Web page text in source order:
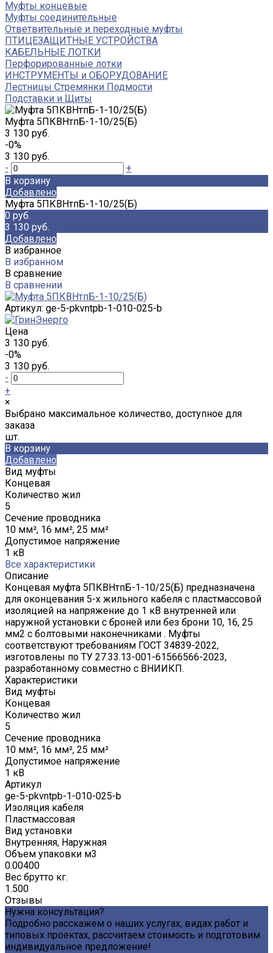
Муфты концевые
Муфты соединительные
Ответвительные и переходные муфты
ПТИЦЕЗАЩИТНЫЕ УСТРОЙСТВА
КАБЕЛЬНЫЕ ЛОТКИ
Перфорированные лотки
ИНСТРУМЕНТЫ и ОБОРУДОВАНИЕ
Лестницы Стремянки Подмости
Подставки и Щиты
Муфта 5ПКВНтпБ-1-10/25(Б)
3 130 руб.
-0%
3 130 руб.
-
+
В корзину
Добавлено
Муфта 5ПКВНтпБ-1-10/25(Б)
0 руб.
3 130 руб.
Добавлено
В избранное
В избранном
В сравнение
В сравнении
Артикул: ge-5-pkvntpb-1-010-025-b
Цена
3 130 руб.
-0%
3 130 руб.
-
+
×
Выбрано максимальное количество, доступное для
заказа
шт.
В корзину
Добавлено
Вид муфты
Концевая
Количество жил
5
Сечение проводника
10 мм², 16 мм², 25 мм²
Допустимое напряжение
1 кВ
Все характеристики
Описание
Концевая муфта 5ПКВНтпБ-1-10/25(Б) предназначена
для оконцевания 5-х жильного кабеля с пластмассовой
изоляцией на напряжение до 1 кВ внутренней или
наружной установки с броней или без брони 10, 16, 25
мм2 с болтовыми наконечниками . Муфты
соответствуют требованиям ГОСТ 34839-2022,
изготовлены по ТУ 27.33.13-001-61566566-2023,
разработанному совместно с ВНИИКП.
Характеристики
Вид муфты
Концевая
Количество жил
5
Сечение проводника
10 мм², 16 мм², 25 мм²
Допустимое напряжение
1 кВ
Артикул
ge-5-pkvntpb-1-010-025-b
Изоляция кабеля
Пластмассовая
Вид установки
Внутренняя, Наружная
Объем упаковки м3
0.00400
Вес брутто кг.
1.500
Отзывы
Нужна консультация?
Подробно расскажем о наших услугах, видах работ и
типовых проектах, рассчитаем стоимость и подготовим
индивидуальное предложение!